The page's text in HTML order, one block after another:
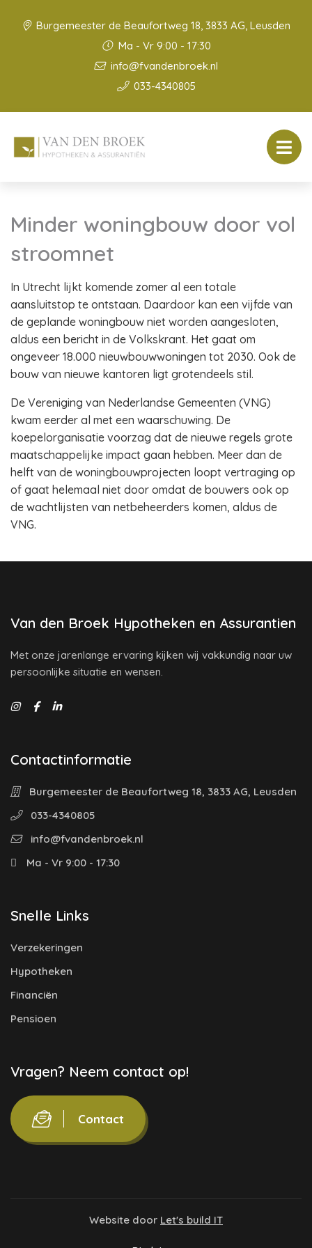
Burgemeester de Beaufortweg 18, 3833 AG, Leusden
Ma - Vr 9:00 - 17:30
info@fvandenbroek.nl
033-4340805
Minder woningbouw door vol
stroomnet
In Utrecht lijkt komende zomer al een totale
aansluitstop te ontstaan. Daardoor kan een vijfde van
de geplande woningbouw niet worden aangesloten,
aldus een bericht in de Volkskrant. Het gaat om
ongeveer 18.000 nieuwbouwwoningen tot 2030. Ook de
bouw van nieuwe kantoren ligt grotendeels stil.
De Vereniging van Nederlandse Gemeenten (VNG)
kwam eerder al met een waarschuwing. De
koepelorganisatie voorzag dat de nieuwe regels grote
maatschappelijke impact gaan hebben. Meer dan de
helft van de woningbouwprojecten loopt vertraging op
of gaat helemaal niet door omdat de bouwers ook op
de wachtlijsten van netbeheerders komen, aldus de
VNG.
Van den Broek Hypotheken en Assurantien
Met onze jarenlange ervaring kijken wij vakkundig naar uw
persoonlijke situatie en wensen.
Contactinformatie
Burgemeester de Beaufortweg 18, 3833 AG, Leusden
033-4340805
info@fvandenbroek.nl
Ma - Vr 9:00 - 17:30
Snelle Links
Verzekeringen
Hypotheken
Financiën
Pensioen
Vragen? Neem contact op!
Contact
Website door Let's build IT